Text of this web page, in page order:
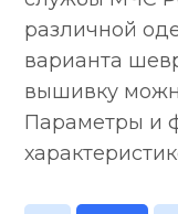
различной
варианта
вышивку
Параметры и